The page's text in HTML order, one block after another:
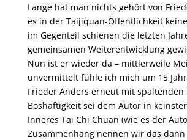
Lange hat man nichts gehört von
es in der Taijiquan-Öffentlichkeit
im Gegenteil schienen die letzten
gemeinsamen Weiterentwicklung
Nun ist er wieder da – mittlerweile
unvermittelt fühle ich mich um 15
Frieder Anders erneut mit
Boshaftigkeit sei dem Autor in
Inneres Tai Chi Chuan (wie es der
Zusammenhang nennen wir das